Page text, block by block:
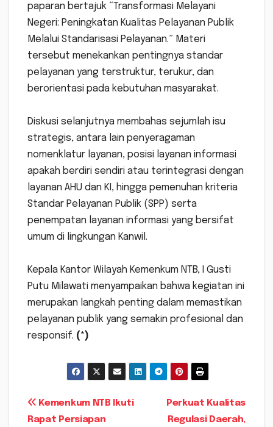
paparan bertajuk “Transformasi Melayani
Negeri: Peningkatan Kualitas Pelayanan Publik
Melalui Standarisasi Pelayanan.” Materi
tersebut menekankan pentingnya standar
pelayanan yang terstruktur, terukur, dan
berorientasi pada kebutuhan masyarakat.
‎Diskusi selanjutnya membahas sejumlah isu
strategis, antara lain penyeragaman
nomenklatur layanan, posisi layanan informasi
apakah berdiri sendiri atau terintegrasi dengan
layanan AHU dan KI, hingga pemenuhan kriteria
Standar Pelayanan Publik (SPP) serta
penempatan layanan informasi yang bersifat
umum di lingkungan Kanwil.
‎Kepala Kantor Wilayah Kemenkum NTB, I Gusti
Putu Milawati menyampaikan bahwa kegiatan ini
merupakan langkah penting dalam memastikan
pelayanan publik yang semakin profesional dan
responsif. (*)
Navigasi
Perkuat Kualitas
Regulasi Daerah,
‎Kemenkum NTB Ikuti
Rapat Persiapan